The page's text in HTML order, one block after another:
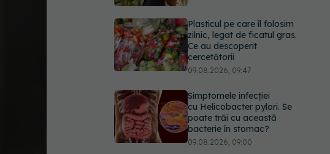
Plasticul pe care îl folosim
zilnic, legat de ficatul gras.
Ce au descoperit
cercetătorii
09.08.2026, 09:47
Simptomele infecției
cu Helicobacter pylori. Se
poate trăi cu această
bacterie în stomac?
09.08.2026, 09:00